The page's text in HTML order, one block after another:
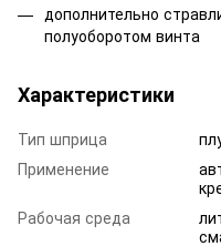
дополнительно
полуоборотом винта
Характеристики
Тип шприца
Применение
Рабочая среда